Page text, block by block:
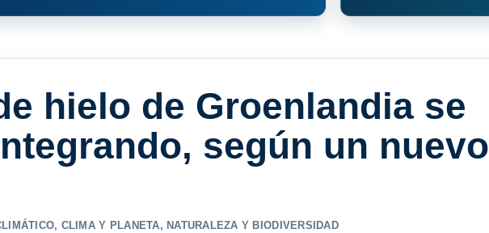
hielo de Groenlandia se
según un nuevo
, CLIMA Y PLANETA, NATURALEZA Y BIODIVERSIDAD